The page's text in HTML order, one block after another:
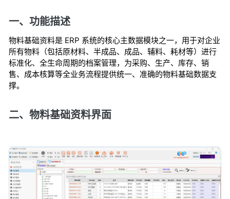
一、功能描述
物料基础资料是 ERP 系统的核心主数据模块之一，用于对企业
所有物料（包括原材料、半成品、成品、辅料、耗材等）进行
标准化、全生命周期的档案管理，为采购、生产、库存、销
售、成本核算等全业务流程提供统一、准确的物料基础数据支
撑。
二、物料基础资料界面